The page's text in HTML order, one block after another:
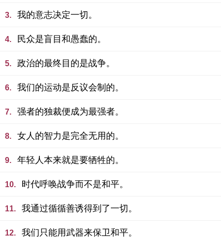
3. 我的意志决定一切。
4. 民众是盲目和愚蠢的。
5. 政治的最终目的是战争。
6. 我们的运动是反议会制的。
7. 强者的独裁便成为最强者。
8. 女人的智力是完全无用的。
9. 年轻人本来就是要牺牲的。
10. 时代呼唤战争而不是和平。
11. 我通过循循善诱得到了一切。
12. 我们只能用武器来保卫和平。